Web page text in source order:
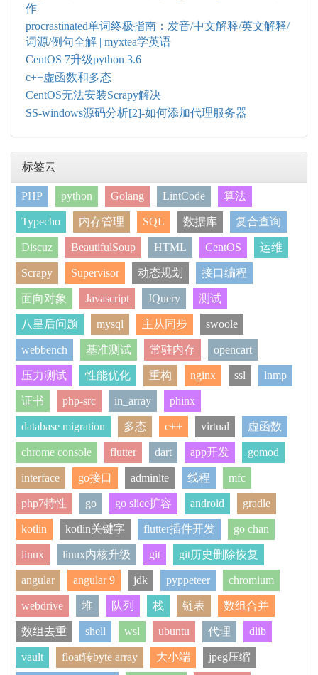
作
procrastinated单词终极指南：发音/中文解释/英文解释/
词源/例句全解 | myxtea学英语
CentOS 7升级python 3.6
c++虚函数和多态
CentOS无法安装Scrapy解决
SS-windows源码分析[2]-如何添加代理服务器
标签云
PHP python Golang LintCode 算法
Typecho 内存管理 SQL 数据库 复合查询
Discuz BeautifulSoup HTML CentOS 运维
Scrapy Supervisor 动态规划 接口编程
面向对象 Javascript JQuery 测试
八皇后问题 mysql 主从同步 swoole
webbench 基准测试 常驻内存 opencart
压力测试 性能优化 重构 nginx ssl lnmp
证书 php-src in_array phinx
database migration 多态 c++ virtual 虚函数
chrome console flutter dart app开发 gomod
interface go接口 adminlte 线程 mfc
php7特性 go go slice扩容 android gradle
kotlin kotlin关键字 flutter插件开发 go chan
linux linux内核升级 git git历史删除恢复
angular angular 9 jdk pyppeteer chromium
webdrive 堆 队列 栈 链表 数组合并
数组去重 shell wsl ubuntu 代理 dlib
vault float转byte array 大小端 jpeg压缩